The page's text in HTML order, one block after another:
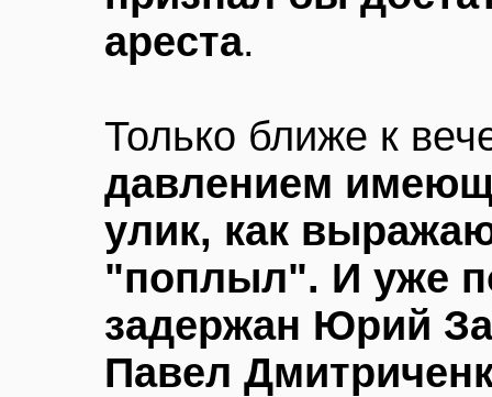
ареста.
Только ближе к
давлением
улик, как
"поплыл". И уже
задержан Юрий
Павел